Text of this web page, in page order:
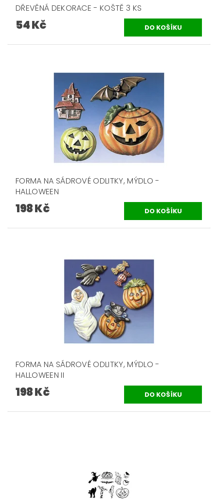
DŘEVĚNÁ DEKORACE - KOŠTĚ 3 KS
54 Kč
FORMA NA SÁDROVÉ ODLITKY, MÝDLO -
HALLOWEEN
198 Kč
FORMA NA SÁDROVÉ ODLITKY, MÝDLO -
HALLOWEEN II
198 Kč